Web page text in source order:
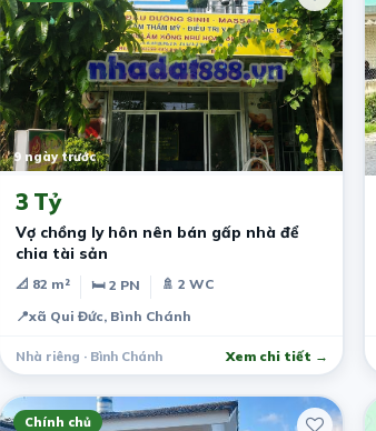
9 ngày trước
3 Tỷ
Vợ chồng ly hôn nên bán gấp nhà để
chia tài sản
📐 82 m² 🛏 2 PN
🚿 2 WC
📍xã Qui Đức, Bình Chánh
Nhà riêng · Bình Chánh Xem chi tiết →
Chính chủ